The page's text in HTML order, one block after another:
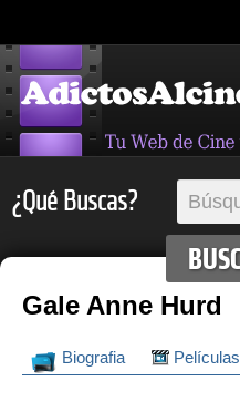
¿Qué Buscas?
Gale Anne Hurd
Biografia Películas